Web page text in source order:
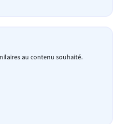
au contenu souhaité.